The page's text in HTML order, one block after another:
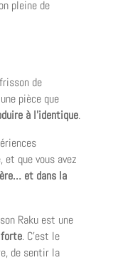
pleine de
de
pièce que
à l’identique.
que vous avez
et dans la
Raku est une
. C’est le
de sentir la